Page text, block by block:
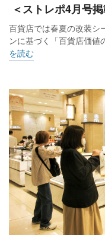
＜ストレポ4月号
百貨店では春夏の改装シ
ンに基づく「百貨店価値
を読む